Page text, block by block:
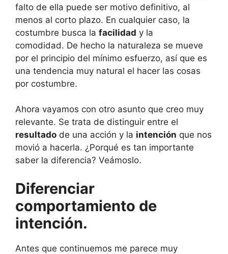
falto de ella puede ser motivo definitivo, al
menos al corto plazo. En cualquier caso, la
costumbre busca la facilidad y la
comodidad. De hecho la naturaleza se mueve
por el principio del mínimo esfuerzo, así que es
una tendencia muy natural el hacer las cosas
por costumbre.
Ahora vayamos con otro asunto que creo muy
relevante. Se trata de distinguir entre el
resultado de una acción y la intención que nos
movió a hacerla. ¿Porqué es tan importante
saber la diferencia? Veámoslo.
Diferenciar
comportamiento de
intención.
Antes que continuemos me parece muy